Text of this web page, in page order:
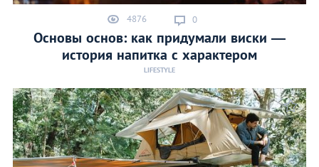
4876 0
Основы основ: как придумали виски —
история напитка с характером
LIFESTYLE